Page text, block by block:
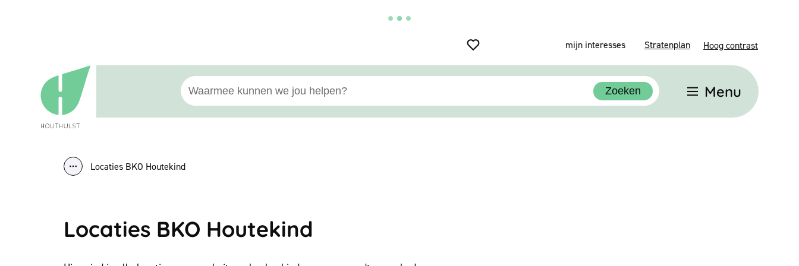
mijn interesses Stratenplan Hoog contrast
Houthulst
Waarmee kunnen we jou helpen?
Zoeken Menu
Toon alle broodkruimel items
Locaties BKO Houtekind
Locaties BKO Houtekind